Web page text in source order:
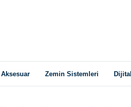
Aksesuar Zemin Sistemleri